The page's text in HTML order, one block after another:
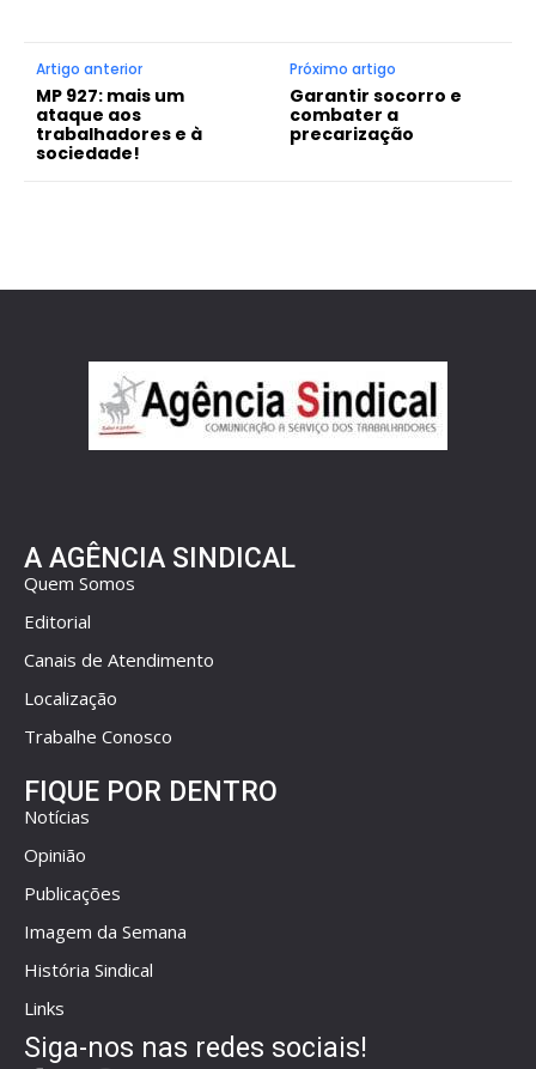
Artigo anterior
MP 927: mais um
ataque aos
trabalhadores e à
sociedade!
Próximo artigo
Garantir socorro e
combater a
precarização
A AGÊNCIA SINDICAL
Quem Somos
Editorial
Canais de Atendimento
Localização
Trabalhe Conosco
FIQUE POR DENTRO
Notícias
Opinião
Publicações
Imagem da Semana
História Sindical
Links
Siga-nos nas redes sociais!